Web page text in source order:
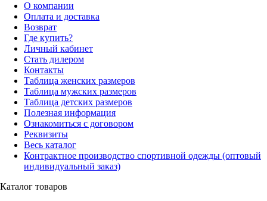
О компании
Оплата и доставка
Возврат
Где купить?
Личный кабинет
Стать дилером
Контакты
Таблица женских размеров
Таблица мужских размеров
Таблица детских размеров
Полезная информация
Ознакомиться с договором
Реквизиты
Весь каталог
Контрактное производство спортивной одежды (оптовый
индивидуальный заказ)
Каталог товаров